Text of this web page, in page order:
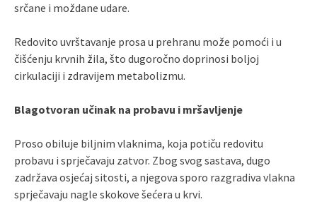
srčane i moždane udare.
Redovito uvrštavanje prosa u prehranu može pomoći i u
čišćenju krvnih žila, što dugoročno doprinosi boljoj
cirkulaciji i zdravijem metabolizmu.
Blagotvoran učinak na probavu i mršavljenje
Proso obiluje biljnim vlaknima, koja potiču redovitu
probavu i sprječavaju zatvor. Zbog svog sastava, dugo
zadržava osjećaj sitosti, a njegova sporo razgradiva vlakna
sprječavaju nagle skokove šećera u krvi.